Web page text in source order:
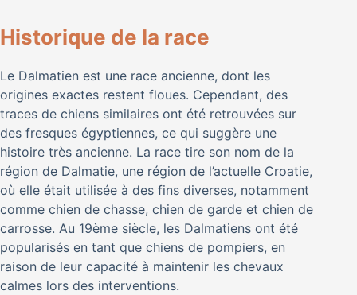
Historique de la race
Le Dalmatien est une race ancienne, dont les
origines exactes restent floues. Cependant, des
traces de chiens similaires ont été retrouvées sur
des fresques égyptiennes, ce qui suggère une
histoire très ancienne. La race tire son nom de la
région de Dalmatie, une région de l’actuelle Croatie,
où elle était utilisée à des fins diverses, notamment
comme chien de chasse, chien de garde et chien de
carrosse. Au 19ème siècle, les Dalmatiens ont été
popularisés en tant que chiens de pompiers, en
raison de leur capacité à maintenir les chevaux
calmes lors des interventions.